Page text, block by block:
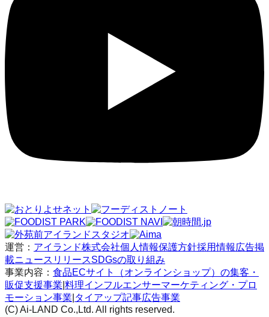
運営： アイランド株式会社個人情報保護方針採用情報 広告掲
載ニュースリリースSDGsの取り組み
事業内容： 食品ECサイト（オンラインショップ）の集客・
販促支援事業 料理インフルエンサーマーケティング・プロ
モーション事業 タイアップ記事広告事業
(C) Ai-LAND Co.,Ltd. All rights reserved.